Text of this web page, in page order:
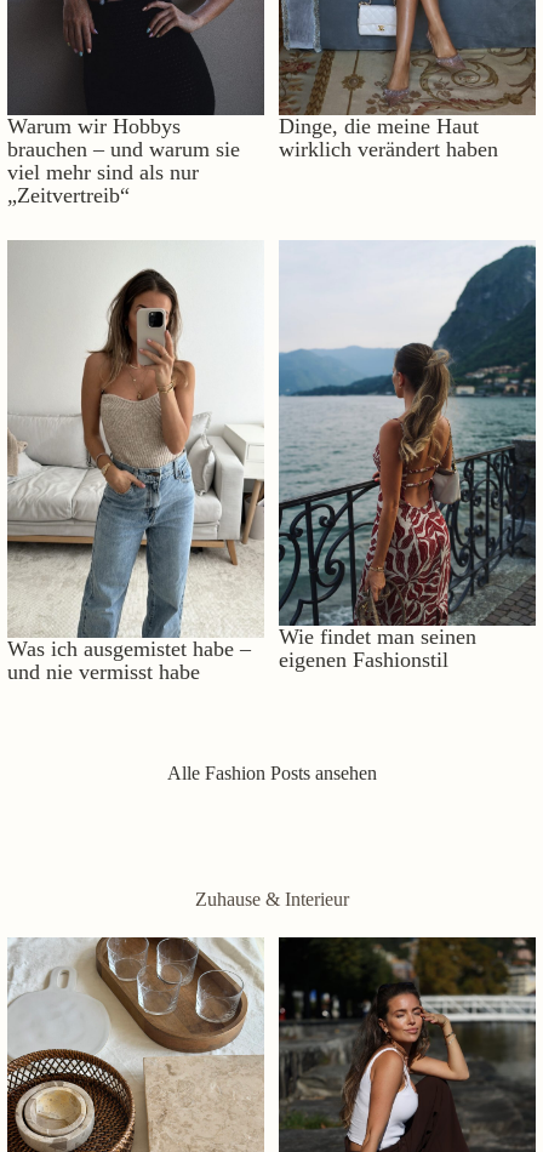
Warum wir Hobbys
brauchen – und warum sie
viel mehr sind als nur
„Zeitvertreib“
Dinge, die meine Haut
wirklich verändert haben
Was ich ausgemistet habe –
und nie vermisst habe
Wie findet man seinen
eigenen Fashionstil
Alle Fashion Posts ansehen
Zuhause & Interieur